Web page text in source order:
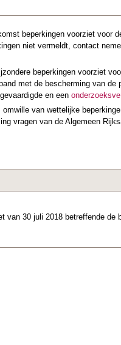
beperkingen voorziet voor
niet vermeldt, contact
beperkingen voorziet
met de bescherming van de
en een
van wettelijke
vragen van de Algemeen
van 30 juli 2018 betreffende de